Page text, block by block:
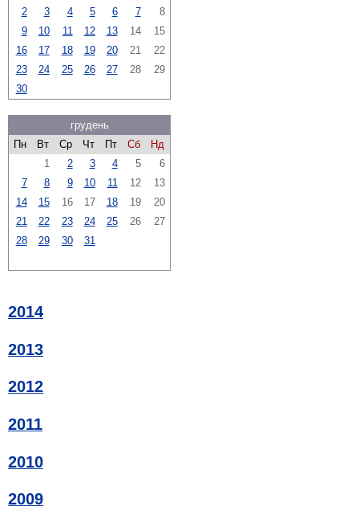
2
3 4 5 6 7
8
9
10 11 12 13 14
15
16
17 18 19 20 21
22
23
24 25 26 27 28
29
30
грудень
Пн
Вт Ср Чт Пт Сб
Нд
1
2 3 4 5
6
7
8 9 10 11 12
13
14
15 16 17 18 19
20
21
22 23 24 25 26
27
28
29 30 31
2014
2013
2012
2011
2010
2009